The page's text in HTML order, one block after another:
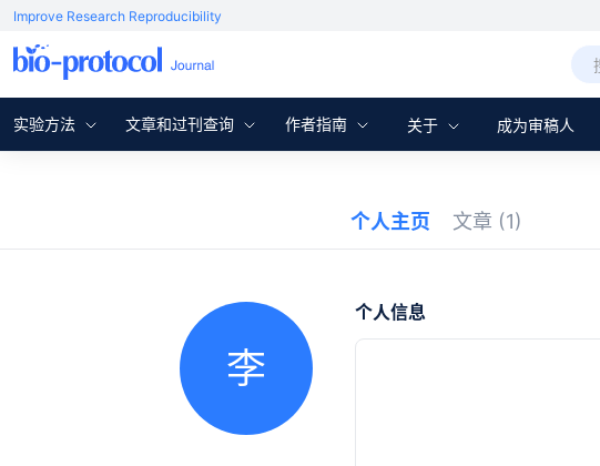
Improve Research Reproducibility
实验方法 文章和过刊查询 作者指南 关于 成为审稿人
个人主页 文章 (1)
李
个人信息